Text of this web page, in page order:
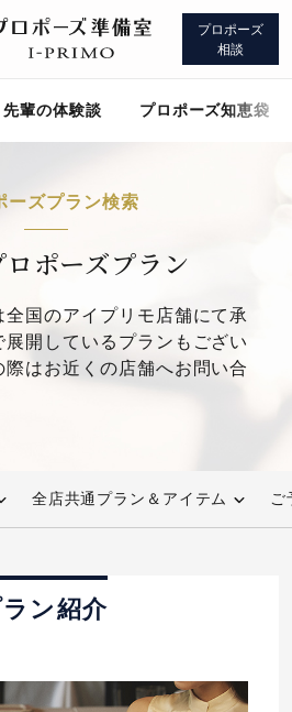
プロポーズ
相談
先輩の体験談 プロポーズ知恵袋
ーズプラン検索
ポーズプラン
国のアイプリモ店舗にて承
展開しているプランもござい
際はお近くの店舗へお問い合
全店共通プラン＆アイテム ご
ン紹介
先輩の体験談
アイプリモについて
トの流れ
ズイベント
ム